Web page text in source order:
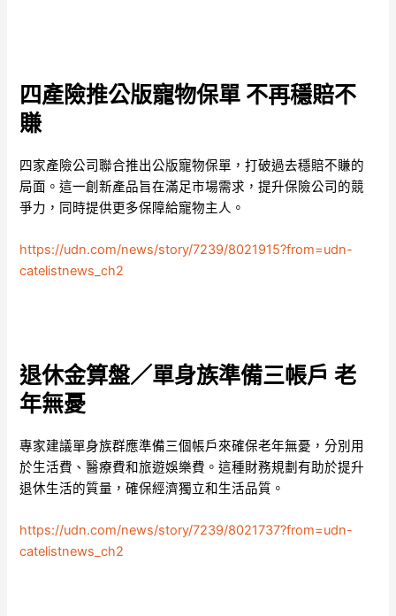
四產險推公版寵物保單 不再穩賠不
賺
四家產險公司聯合推出公版寵物保單，打破過去穩賠不賺的
局面。這一創新產品旨在滿足市場需求，提升保險公司的競
爭力，同時提供更多保障給寵物主人。
https://udn.com/news/story/7239/8021915?from=udn-
catelistnews_ch2
退休金算盤／單身族準備三帳戶 老
年無憂
專家建議單身族群應準備三個帳戶來確保老年無憂，分別用
於生活費、醫療費和旅遊娛樂費。這種財務規劃有助於提升
退休生活的質量，確保經濟獨立和生活品質。
https://udn.com/news/story/7239/8021737?from=udn-
catelistnews_ch2